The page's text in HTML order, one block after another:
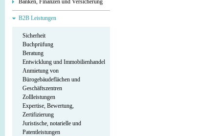
Banken, Finanzen und Versicherung
B2B Leistungen
Sicherheit
Buchprüfung
Beratung
Entwicklung und Immobilienhandel
Anmietung von
Bürogebäudeflächen und
Geschäftszentren
Zollleistungen
Expertise, Bewertung,
Zertifizierung
Juristische, notarielle und
Patentleistungen